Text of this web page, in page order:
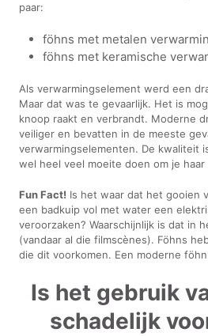
paar:
föhns met metalen
föhns met keramische
Als verwarmingselement werd een
Maar dat was te gevaarlijk. Het is
knoop raakt en verbrandt. Moderne
veiliger en bevatten in de meeste
verwarmingselementen. De kwaliteit
wel heel veel moeite doen om je
Fun Fact! Is het waar dat het gooien
een badkuip vol met water een
veroorzaken? Waarschijnlijk is dat in
(vandaar al die filmscènes). Föhns
die dit voorkomen. Een moderne
Is het gebruik
schadelijk